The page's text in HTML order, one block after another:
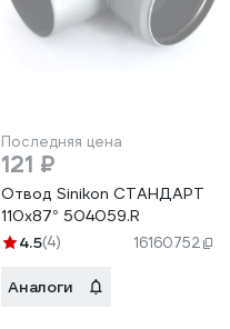
Последняя цена
121 ₽
Отвод Sinikon СТАНДАРТ
110х87° 504059.R
4.5(4) 16160752
Аналоги